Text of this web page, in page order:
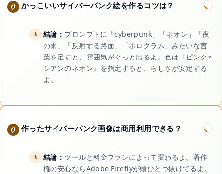
かっこいいサイバーパンク絵を作るコツは？
結論： プロンプトに「cyberpunk」「ネオン」「夜
の雨」「反射する路面」「ホログラム」みたいな言
葉を足すと、雰囲気がぐっと出るよ。色は『ピンク×
シアンのネオン』を指定すると、らしさが安定する
よ。
作ったサイバーパンク画像は商用利用できる？
結論： ツールと料金プランによって変わるよ。著作
権の安心ならAdobe Fireflyが頭ひとつ抜けてるよ。